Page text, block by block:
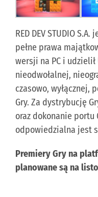
RED DEV STUDIO
pełne prawa
wersji na PC i
nieodwołalnej,
czasowo, wyłącznej,
Gry. Za dystrybucję
oraz dokonanie portu
odpowiedzialna jest
Premiery Gry na
planowane są na